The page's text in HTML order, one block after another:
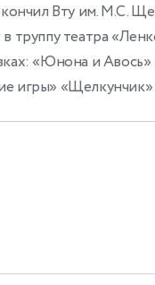
Вту им. М.С.
труппу театра
«Юнона и
игры» «Щелкунчик»